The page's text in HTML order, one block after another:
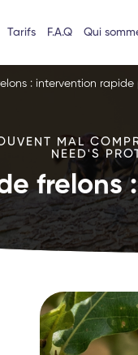
Tarifs F.A.Q Qui
: intervention
MAL
NEED'S